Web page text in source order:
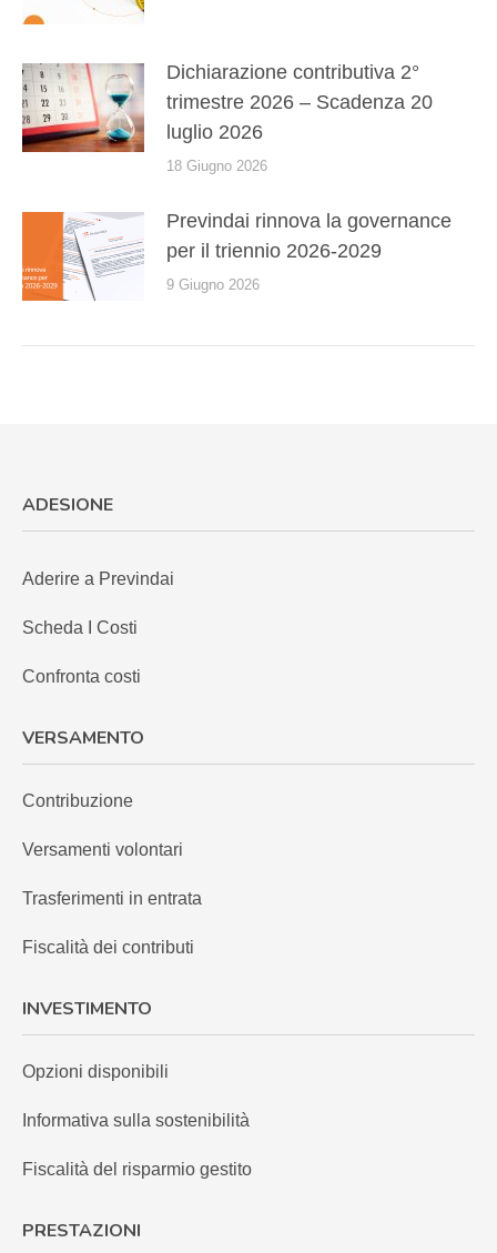
Dichiarazione contributiva 2°
trimestre 2026 – Scadenza 20
luglio 2026
18 Giugno 2026
Previndai rinnova la governance
per il triennio 2026-2029
9 Giugno 2026
ADESIONE
Aderire a Previndai
Scheda I Costi
Confronta costi
VERSAMENTO
Contribuzione
Versamenti volontari
Trasferimenti in entrata
Fiscalità dei contributi
INVESTIMENTO
Opzioni disponibili
Informativa sulla sostenibilità
Fiscalità del risparmio gestito
PRESTAZIONI